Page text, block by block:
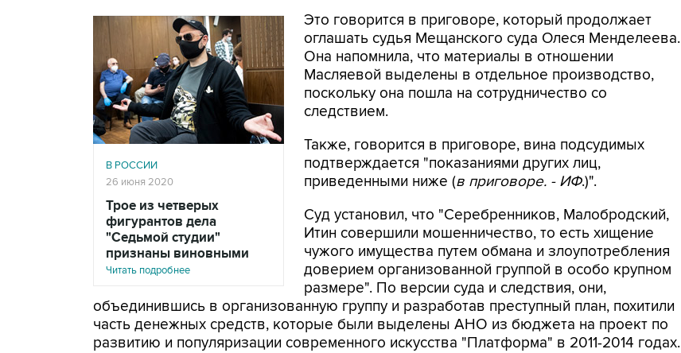
В РОССИИ
26 июня 2020
Трое из четверых
фигурантов дела
"Седьмой студии"
признаны виновными
Читать подробнее
Это говорится в приговоре, который продолжает
оглашать судья Мещанского суда Олеся Менделеева.
Она напомнила, что материалы в отношении
Масляевой выделены в отдельное производство,
поскольку она пошла на сотрудничество со
следствием.
Также, говорится в приговоре, вина подсудимых
подтверждается "показаниями других лиц,
приведенными ниже (в приговоре. - ИФ.)".
Суд установил, что "Серебренников, Малобродский,
Итин совершили мошенничество, то есть хищение
чужого имущества путем обмана и злоупотребления
доверием организованной группой в особо крупном
размере". По версии суда и следствия, они,
объединившись в организованную группу и разработав преступный план, похитили
часть денежных средств, которые были выделены АНО из бюджета на проект по
развитию и популяризации современного искусства "Платформа" в 2011-2014 годах.